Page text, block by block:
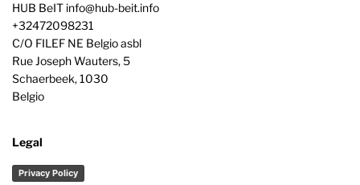
HUB BeIT info@hub-beit.info
+32472098231
C/O FILEF NE Belgio asbl
Rue Joseph Wauters, 5
Schaerbeek,1030
Belgio
Legal
Privacy Policy